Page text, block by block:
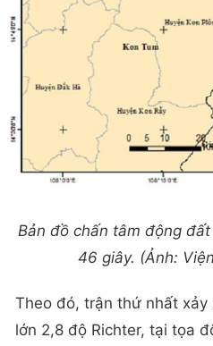
Bản đồ chấn tâm động
46 giây. (Ảnh:
Theo đó, trận thứ nhất xảy
lớn 2,8 độ Richter, tại tọa